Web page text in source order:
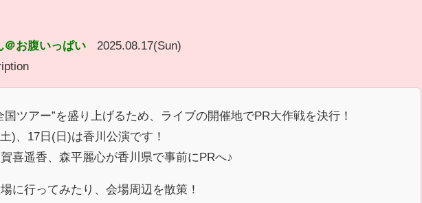
＠お腹いっぱい
2025.08.17(Sun)
国ツアー”を盛り上げるため、ライブの開催地でPR大作戦を決行！
)、17日(日)は香川公演です！
喜遥香、森平麗心が香川県で事前にPRへ♪
に行ってみたり、会場周辺を散策！